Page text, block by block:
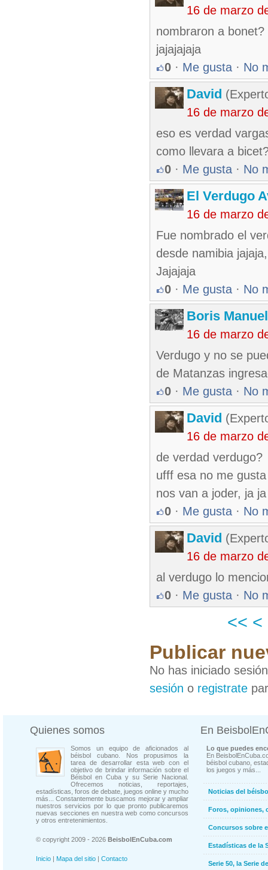
16 de marzo
nombraron a bonet?
jajajajaja
0 · Me gusta · No
David
16 de marzo
eso es verdad
como llevara a
0 · Me gusta · No
El Verdugo
16 de marzo
Fue nombrado el
desde namibia
Jajajaja
0 · Me gusta · No
Boris
16 de marzo
Verdugo y no se
de Matanzas
0 · Me gusta · No
David
16 de marzo
de verdad verdugo?
ufff esa no me gusta
nos van a joder, ja
0 · Me gusta · No
David
16 de marzo
al verdugo lo
0 · Me gusta · No
<< <
Publicar
No has iniciado
sesión o registrate
Quienes somos
Somos un equipo de aficionados al
béisbol cubano. Nos propusimos la
tarea de desarrollar esta web con el
objetivo de brindar información sobre el
Béisbol en Cuba y su Serie Nacional.
Ofrecemos noticias, reportajes,
estadísticas, foros de debate, juegos online y mucho
más... Constantemente buscamos mejorar y ampliar
nuestros servicios por lo que pronto publicaremos
nuevas secciones en nuestra web como concursos
y otros entretenimientos.
© copyright 2009 - 2026 BeisbolEnCuba.com
Inicio | Mapa del sitio | Contacto
En
Lo que puedes
En
béisbol cubano,
los juegos y más...
Noticias del
Foros, opiniones,
Concursos sobre
Estadísticas de la
Serie 50, la Serie